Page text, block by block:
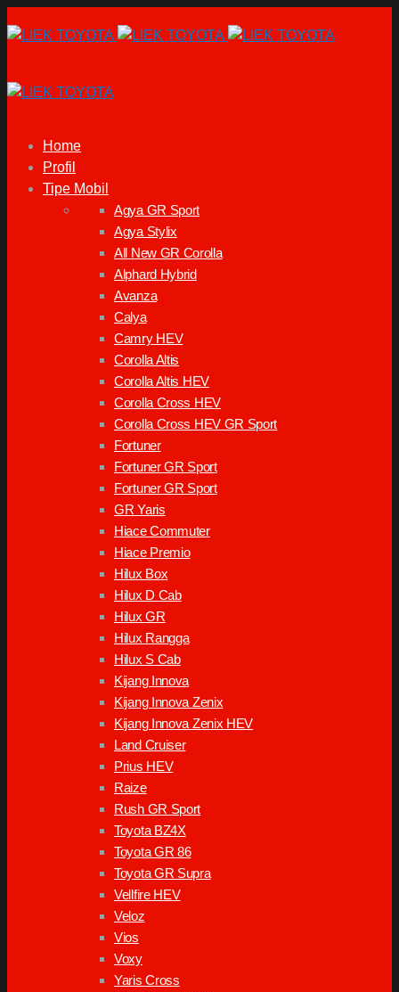
Home
Profil
Tipe Mobil
Agya GR Sport
Agya Stylix
All New GR Corolla
Alphard Hybrid
Avanza
Calya
Camry HEV
Corolla Altis
Corolla Altis HEV
Corolla Cross HEV
Corolla Cross HEV GR Sport
Fortuner
Fortuner GR Sport
Fortuner GR Sport
GR Yaris
Hiace Commuter
Hiace Premio
Hilux Box
Hilux D Cab
Hilux GR
Hilux Rangga
Hilux S Cab
Kijang Innova
Kijang Innova Zenix
Kijang Innova Zenix HEV
Land Cruiser
Prius HEV
Raize
Rush GR Sport
Toyota BZ4X
Toyota GR 86
Toyota GR Supra
Vellfire HEV
Veloz
Vios
Voxy
Yaris Cross